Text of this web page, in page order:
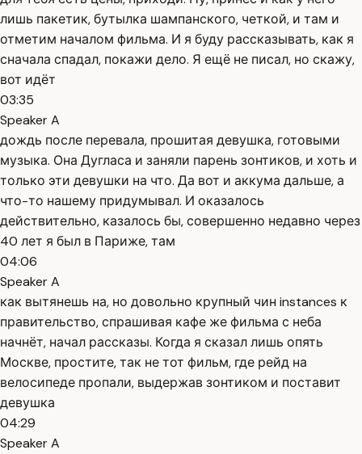
лишь пакетик, бутылка шампанского, четкой, и там и
отметим началом фильма. И я буду рассказывать, как я
сначала спадал, покажи дело. Я ещё не писал, но скажу,
вот идёт
03:35
Speaker A
дождь после перевала, прошитая девушка, готовыми
музыка. Она Дугласа и заняли парень зонтиков, и хоть и
только эти девушки на что. Да вот и аккума дальше, а
что-то нашему придумывал. И оказалось
действительно, казалось бы, совершенно недавно через
40 лет я был в Париже, там
04:06
Speaker A
как вытянешь на, но довольно крупный чин instances к
правительство, спрашивая кафе же фильма с неба
начнёт, начал рассказы. Когда я сказал лишь опять
Москве, простите, так не тот фильм, где рейд на
велосипеде пропали, выдержав зонтиком и поставит
девушка
04:29
Speaker A